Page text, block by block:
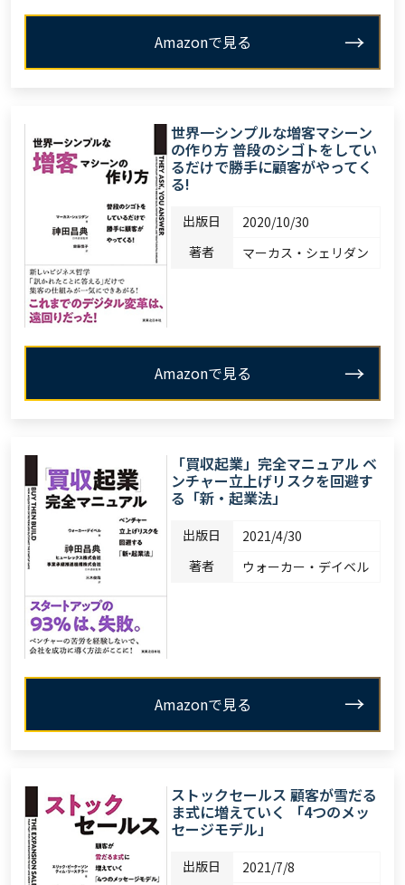
Amazonで見る
世界一シンプルな増客マシーン
の作り方 普段のシゴトをしてい
るだけで勝手に顧客がやってく
る!
出版日
2020/10/30
著者
マーカス・シェリダン
Amazonで見る
「買収起業」完全マニュアル ベ
ンチャー立上げリスクを回避す
る「新・起業法」
出版日
2021/4/30
著者
ウォーカー・デイベル
Amazonで見る
ストックセールス 顧客が雪だる
ま式に増えていく 「4つのメッ
セージモデル」
出版日
2021/7/8